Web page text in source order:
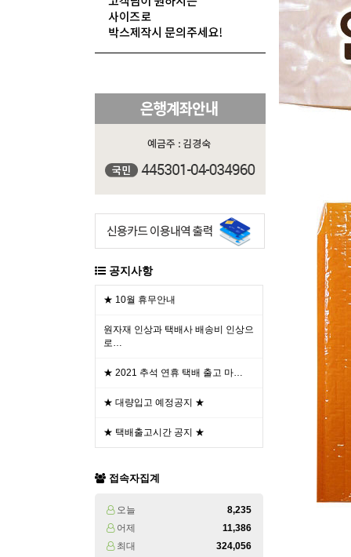
공지사항
★ 10월 휴무안내
원자재 인상과 택배사 배송비 인상으
로…
★ 2021 추석 연휴 택배 출고 마…
★ 대량입고 예정공지 ★
★ 택배출고시간 공지 ★
접속자집계
오늘
8,235
어제
11,386
최대
324,056